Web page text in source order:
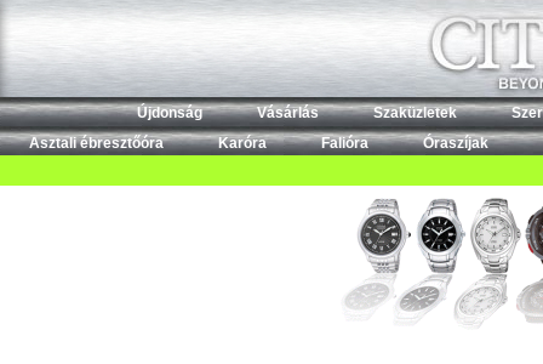
Újdonság Vásárlás Szaküzletek
Asztali ébresztőóra
Karóra Falióra Óraszíjak